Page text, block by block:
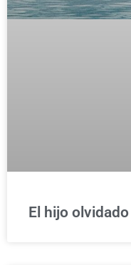
El hijo olvidado